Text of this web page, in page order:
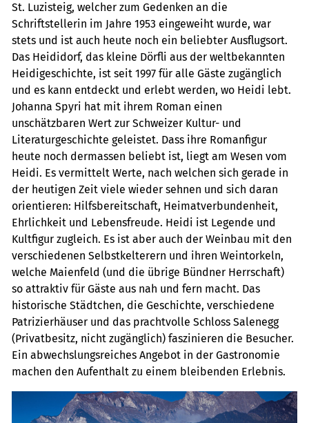
St. Luzisteig, welcher zum Gedenken an die
Schriftstellerin im Jahre 1953 eingeweiht wurde, war
stets und ist auch heute noch ein beliebter Ausflugsort.
Das Heididorf, das kleine Dörfli aus der weltbekannten
Heidigeschichte, ist seit 1997 für alle Gäste zugänglich
und es kann entdeckt und erlebt werden, wo Heidi lebt.
Johanna Spyri hat mit ihrem Roman einen
unschätzbaren Wert zur Schweizer Kultur- und
Literaturgeschichte geleistet. Dass ihre Romanfigur
heute noch dermassen beliebt ist, liegt am Wesen vom
Heidi. Es vermittelt Werte, nach welchen sich gerade in
der heutigen Zeit viele wieder sehnen und sich daran
orientieren: Hilfsbereitschaft, Heimatverbundenheit,
Ehrlichkeit und Lebensfreude. Heidi ist Legende und
Kultfigur zugleich. Es ist aber auch der Weinbau mit den
verschiedenen Selbstkelterern und ihren Weintorkeln,
welche Maienfeld (und die übrige Bündner Herrschaft)
so attraktiv für Gäste aus nah und fern macht. Das
historische Städtchen, die Geschichte, verschiedene
Patrizierhäuser und das prachtvolle Schloss Salenegg
(Privatbesitz, nicht zugänglich) faszinieren die Besucher.
Ein abwechslungsreiches Angebot in der Gastronomie
machen den Aufenthalt zu einem bleibenden Erlebnis.